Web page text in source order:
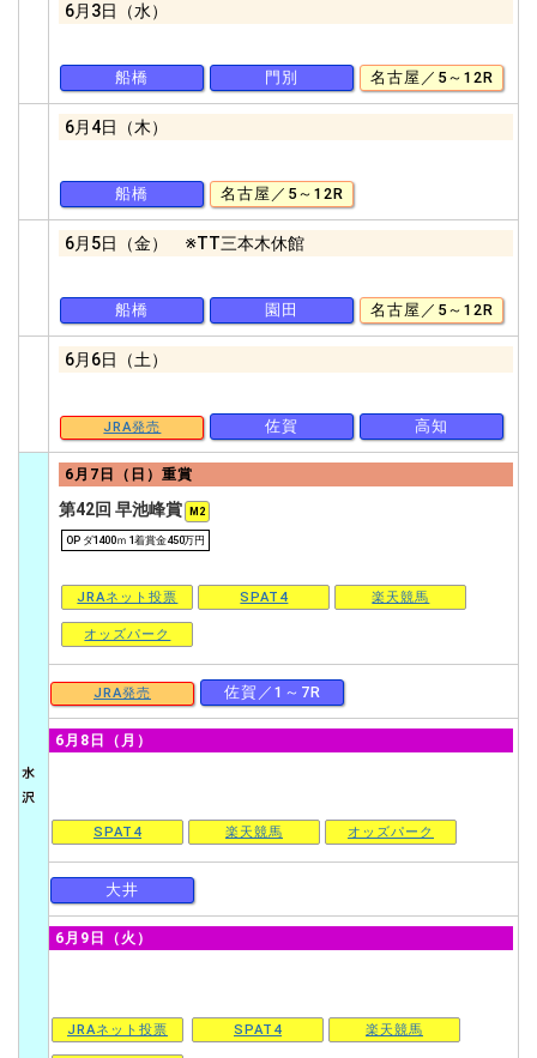
6月3日（水）
船橋 門別 名古屋／5～12R
6月4日（木）
船橋 名古屋／5～12R
6月5日（金） ※TT三本木休館
船橋 園田 名古屋／5～12R
6月6日（土）
JRA発売 佐賀 高知
6月7日（日）重賞
第42回 早池峰賞 M2
OP ダ1400ｍ 1着賞金450万円
JRAネット投票 SPAT4 楽天競馬
オッズパーク
JRA発売 佐賀／1～7R
6月8日（月）
SPAT4 楽天競馬 オッズパーク
大井
6月9日（火）
JRAネット投票 SPAT4 楽天競馬